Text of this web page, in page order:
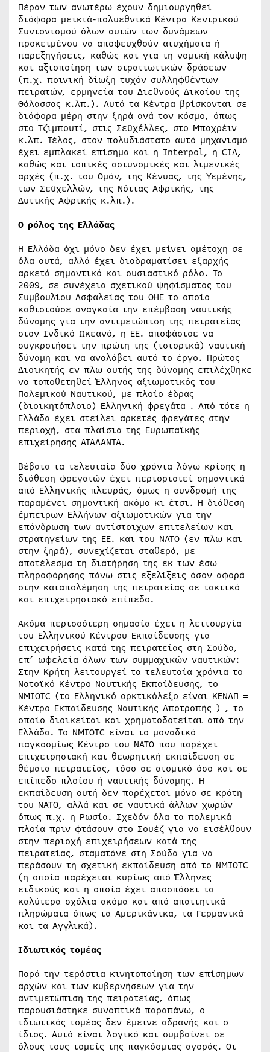
Πέραν των ανωτέρω έχουν δημιουργηθεί
διάφορα μεικτά-πολυεθνικά Κέντρα Κεντρικού
Συντονισμού όλων αυτών των δυνάμεων
προκειμένου να αποφευχθούν ατυχήματα ή
παρεξηγήσεις, καθώς και για τη νομική κάλυψη
και αξιοποίηση των στρατιωτικών δράσεων
(π.χ. ποινική δίωξη τυχόν συλληφθέντων
πειρατών, ερμηνεία του Διεθνούς Δικαίου της
Θάλασσας κ.λπ.). Αυτά τα Κέντρα βρίσκονται σε
διάφορα μέρη στην ξηρά ανά τον κόσμο, όπως
στο Τζιμπουτί, στις Σεϋχέλλες, στο Μπαχρέιν
κ.λπ. Τέλος, στον πολυδιάστατο αυτό μηχανισμό
έχει εμπλακεί επίσημα και η Interpol, η CIA,
καθώς και τοπικές αστυνομικές και λιμενικές
αρχές (π.χ. του Ομάν, της Κένυας, της Υεμένης,
των Σεϋχελλών, της Νότιας Αφρικής, της
Δυτικής Αφρικής κ.λπ.).
Ο ρόλος της Ελλάδας
Η Ελλάδα όχι μόνο δεν έχει μείνει αμέτοχη σε
όλα αυτά, αλλά έχει διαδραματίσει εξαρχής
αρκετά σημαντικό και ουσιαστικό ρόλο. Το
2009, σε συνέχεια σχετικού ψηφίσματος του
Συμβουλίου Ασφαλείας του ΟΗΕ το οποίο
καθιστούσε αναγκαία την επέμβαση ναυτικής
δύναμης για την αντιμετώπιση της πειρατείας
στον Ινδικό Ωκεανό, η ΕΕ. αποφάσισε να
συγκροτήσει την πρώτη της (ιστορικά) ναυτική
δύναμη και να αναλάβει αυτό το έργο. Πρώτος
Διοικητής εν πλω αυτής της δύναμης επιλέχθηκε
να τοποθετηθεί Έλληνας αξιωματικός του
Πολεμικού Ναυτικού, με πλοίο έδρας
(διοικητόπλοιο) Ελληνική φρεγάτα . Από τότε η
Ελλάδα έχει στείλει αρκετές φρεγάτες στην
περιοχή, στα πλαίσια της Ευρωπαϊκής
επιχείρησης ΑΤΑΛΑΝΤΑ.
Βέβαια τα τελευταία δύο χρόνια λόγω κρίσης η
διάθεση φρεγατών έχει περιοριστεί σημαντικά
από Ελληνικής πλευράς, όμως η συνδρομή της
παραμένει σημαντική ακόμα κι έτσι. Η διάθεση
έμπειρων Ελλήνων αξιωματικών για την
επάνδρωση των αντίστοιχων επιτελείων και
στρατηγείων της ΕΕ. και του ΝΑΤΟ (εν πλω και
στην ξηρά), συνεχίζεται σταθερά, με
αποτέλεσμα τη διατήρηση της εκ των έσω
πληροφόρησης πάνω στις εξελίξεις όσον αφορά
στην καταπολέμηση της πειρατείας σε τακτικό
και επιχειρησιακό επίπεδο.
Ακόμα περισσότερη σημασία έχει η λειτουργία
του Ελληνικού Κέντρου Εκπαίδευσης για
επιχειρήσεις κατά της πειρατείας στη Σούδα,
επ’ ωφελεία όλων των συμμαχικών ναυτικών:
Στην Κρήτη λειτουργεί τα τελευταία χρόνια το
Νατοϊκό Κέντρο Ναυτικής Εκπαίδευσης, το
NMIOTC (το Ελληνικό αρκτικόλεξο είναι ΚΕΝΑΠ =
Κέντρο Εκπαίδευσης Ναυτικής Αποτροπής ) , το
οποίο διοικείται και χρηματοδοτείται από την
Ελλάδα. Το NMIOTC είναι το μοναδικό
παγκοσμίως Κέντρο του ΝΑΤΟ που παρέχει
επιχειρησιακή και θεωρητική εκπαίδευση σε
θέματα πειρατείας, τόσο σε ατομικό όσο και σε
επίπεδο πλοίου ή ναυτικής δύναμης. Η
εκπαίδευση αυτή δεν παρέχεται μόνο σε κράτη
του ΝΑΤΟ, αλλά και σε ναυτικά άλλων χωρών
όπως π.χ. η Ρωσία. Σχεδόν όλα τα πολεμικά
πλοία πριν φτάσουν στο Σουέζ για να εισέλθουν
στην περιοχή επιχειρήσεων κατά της
πειρατείας, σταματάνε στη Σούδα για να
περάσουν τη σχετική εκπαίδευση από το NMIOTC
(η οποία παρέχεται κυρίως από Έλληνες
ειδικούς και η οποία έχει αποσπάσει τα
καλύτερα σχόλια ακόμα και από απαιτητικά
πληρώματα όπως τα Αμερικάνικα, τα Γερμανικά
και τα Αγγλικά).
Ιδιωτικός τομέας
Παρά την τεράστια κινητοποίηση των επίσημων
αρχών και των κυβερνήσεων για την
αντιμετώπιση της πειρατείας, όπως
παρουσιάστηκε συνοπτικά παραπάνω, ο
ιδιωτικός τομέας δεν έμεινε αδρανής και ο
ίδιος. Αυτό είναι λογικό και συμβαίνει σε
όλους τους τομείς της παγκόσμιας αγοράς. Οι